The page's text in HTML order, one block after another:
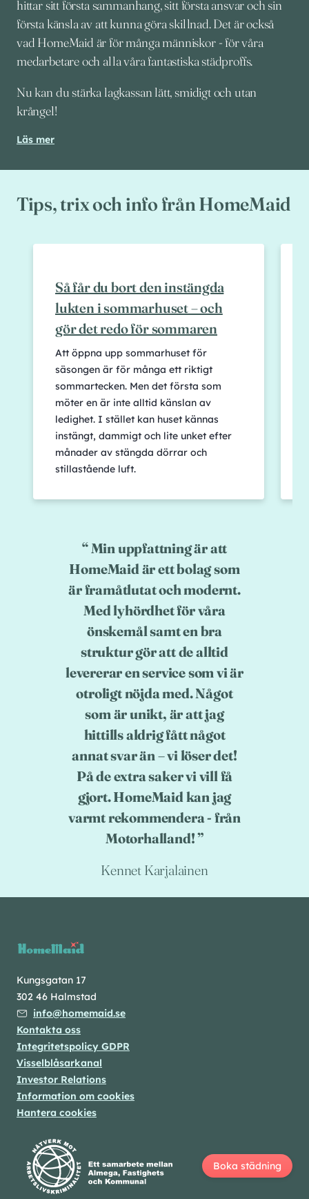
hittar sitt första sammanhang, sitt första ansvar och sin
första känsla av att kunna göra skillnad. Det är också
vad HomeMaid är för många människor - för våra
medarbetare och alla våra fantastiska städproffs.
Nu kan du stärka lagkassan lätt, smidigt och utan
krångel!
Läs mer
Tips, trix och info från HomeMaid
Så får du bort den instängda
lukten i sommarhuset – och
gör det redo för sommaren
Att öppna upp sommarhuset för
säsongen är för många ett riktigt
sommartecken. Men det första som
möter en är inte alltid känslan av
ledighet. I stället kan huset kännas
instängt, dammigt och lite unket efter
månader av stängda dörrar och
stillastående luft.
Min uppfattning är att
HomeMaid är ett bolag som
är framåtlutat och modernt.
Med lyhördhet för våra
önskemål samt en bra
struktur gör att de alltid
levererar en service som vi är
otroligt nöjda med. Något
som är unikt, är att jag
hittills aldrig fått något
annat svar än – vi löser det!
På de extra saker vi vill få
gjort. HomeMaid kan jag
varmt rekommendera - från
Motorhalland!
Kennet Karjalainen
Kungsgatan 17
302 46 Halmstad
info@homemaid.se
Kontakta oss
Integritetspolicy GDPR
Visselblåsarkanal
Investor Relations
Information om cookies
Hantera cookies
Boka städning